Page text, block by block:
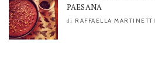
PAESANA
di RAFFAELLA MARTINETTI